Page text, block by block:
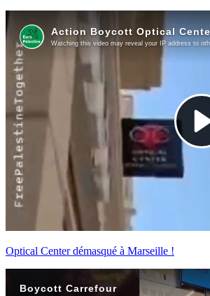
Optical Center démasqué à Marseille !